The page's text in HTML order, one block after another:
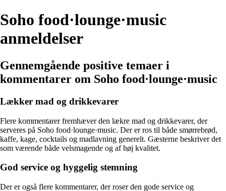
Soho food·lounge·music
anmeldelser
Gennemgående positive temaer i
kommentarer om Soho food·lounge·music
Lækker mad og drikkevarer
Flere kommentarer fremhæver den lækre mad og drikkevarer, der
serveres på Soho food·lounge·music. Der er ros til både smørrebrød,
kaffe, kage, cocktails og madlavning generelt. Gæsterne beskriver det
som værende både velsmagende og af høj kvalitet.
God service og hyggelig stemning
Der er også flere kommentarer, der roser den gode service og